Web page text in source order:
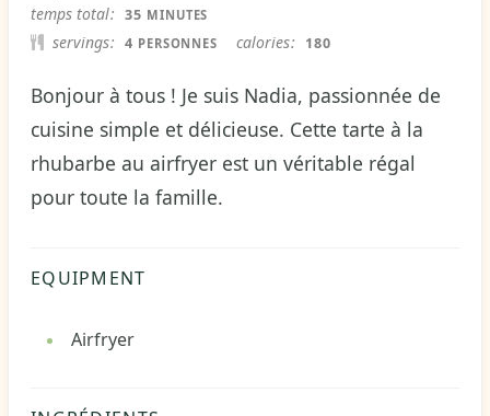
temps total 35 MINUTES
MINUTES
servings 4 PERSONNES calories 180
Bonjour à tous ! Je suis Nadia, passionnée de
cuisine simple et délicieuse. Cette tarte à la
rhubarbe au airfryer est un véritable régal
pour toute la famille.
EQUIPMENT
Airfryer